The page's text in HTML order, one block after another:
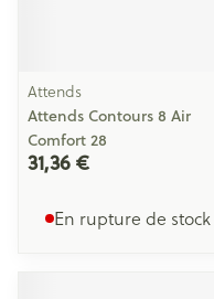
Attends
Attends Contours 8 Air
Comfort 28
31,36 €
En rupture de stock